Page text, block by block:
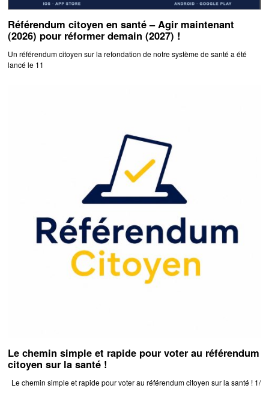
Référendum citoyen en santé – Agir maintenant
(2026) pour réformer demain (2027) !
Un référendum citoyen sur la refondation de notre système de santé a été
lancé le 11
Le chemin simple et rapide pour voter au référendum
citoyen sur la santé !
Le chemin simple et rapide pour voter au référendum citoyen sur la santé ! 1/